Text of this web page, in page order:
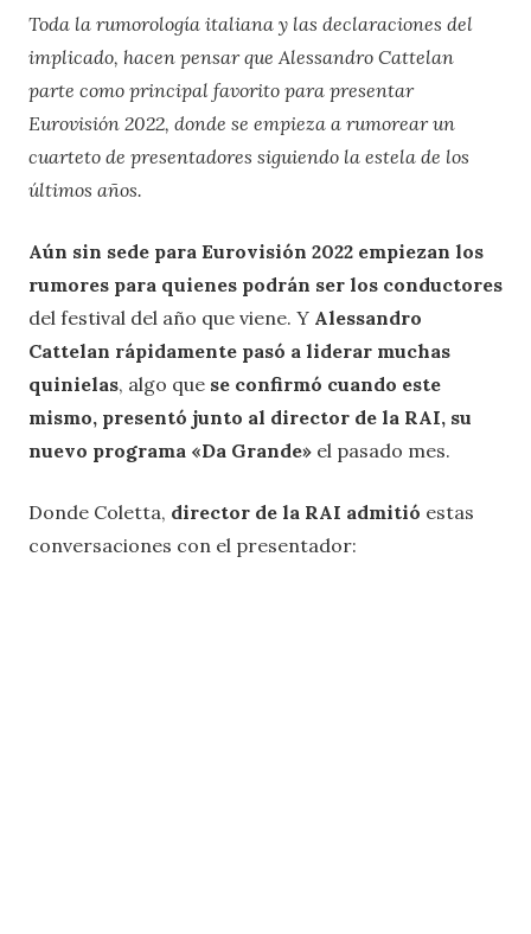
Toda la rumorología italiana y las declaraciones del
implicado, hacen pensar que Alessandro Cattelan
parte como principal favorito para presentar
Eurovisión 2022, donde se empieza a rumorear un
cuarteto de presentadores siguiendo la estela de los
últimos años.
Aún sin sede para Eurovisión 2022 empiezan los
rumores para quienes podrán ser los conductores
del festival del año que viene. Y Alessandro
Cattelan rápidamente pasó a liderar muchas
quinielas, algo que se confirmó cuando este
mismo, presentó junto al director de la RAI, su
nuevo programa «Da Grande» el pasado mes.
Donde Coletta, director de la RAI admitió estas
conversaciones con el presentador: